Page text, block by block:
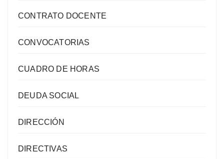
CONTRATO DOCENTE
CONVOCATORIAS
CUADRO DE HORAS
DEUDA SOCIAL
DIRECCIÓN
DIRECTIVAS